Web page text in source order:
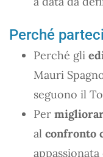
Perché
Perché gli
Mauri
seguono il
Per
al confronto